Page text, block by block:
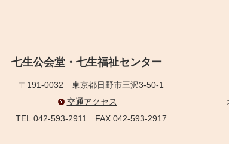
七生公会堂・七生福祉センター
〒191-0032 東京都日野市三沢3-50-1
交通アクセス
TEL.042-593-2911 FAX.042-593-2917